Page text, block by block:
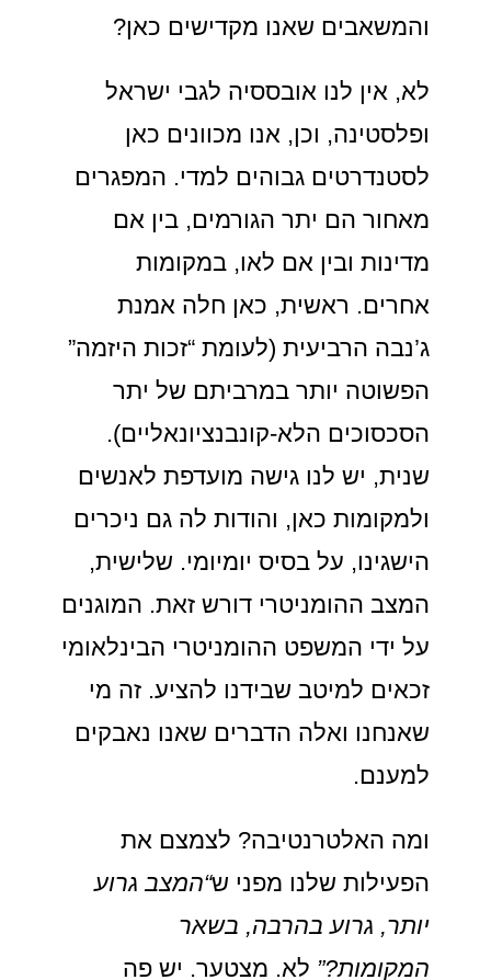
והמשאבים שאנו מקדישים כאן?
לא, אין לנו אובססיה לגבי ישראל
ופלסטינה, וכן, אנו מכוונים כאן
לסטנדרטים גבוהים למדי. המפגרים
מאחור הם יתר הגורמים, בין אם
מדינות ובין אם לאו, במקומות
אחרים. ראשית, כאן חלה אמנת
ג’נבה הרביעית (לעומת “זכות היזמה”
הפשוטה יותר במרביתם של יתר
הסכסוכים הלא-קונבנציונאליים).
שנית, יש לנו גישה מועדפת לאנשים
ולמקומות כאן, והודות לה גם ניכרים
הישגינו, על בסיס יומיומי. שלישית,
המצב ההומניטרי דורש זאת. המוגנים
על ידי המשפט ההומניטרי הבינלאומי
זכאים למיטב שבידנו להציע. זה מי
שאנחנו ואלה הדברים שאנו נאבקים
למענם.
ומה האלטרנטיבה? לצמצם את
הפעילות שלנו מפני ש“המצב גרוע
יותר, גרוע בהרבה, בשאר
המקומות?” לא. מצטער. יש פה